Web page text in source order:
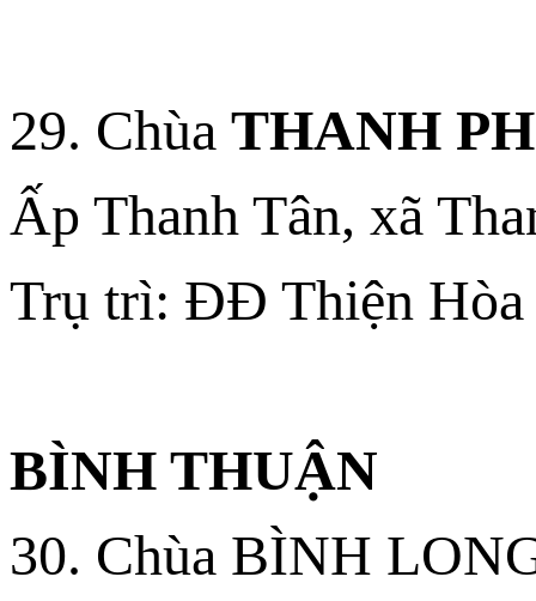
29. Chùa THANH
Ấp Thanh Tân, xã
Trụ trì: ĐĐ Thiện Hòa
BÌNH THUẬN
30. Chùa BÌNH